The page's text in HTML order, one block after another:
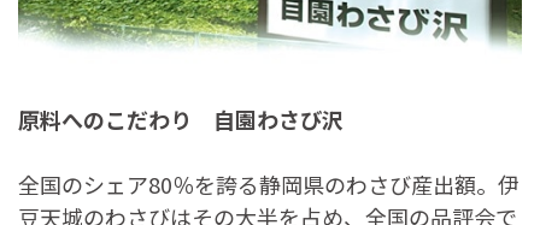
原料へのこだわり 自園わさび沢
全国のシェア80％を誇る静岡県のわさび産出額。伊
豆天城のわさびはその大半を占め、全国の品評会で